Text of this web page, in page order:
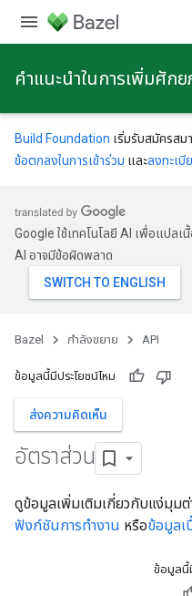
คําแนะนําในการเพิ่มศัก
Build Foundation เริ่มรับสมัครสม
ข้อตกลงในการเข้าร่วม และลงทะเบี
Google ใช้เทคโนโลยี AI เพื่อแปล
AI อาจมีข้อผิดพลาด
Bazel กําลังขยาย API
ข้อมูลนี้มีประโยชน์ไหม
ส่งความคิดเห็น
อัตราส่วน
ดูข้อมูลเพิ่มเติมเกี่ยวกับแง่มุมต่
ฟังก์ชันการทํางาน หรือข้อมูลเ
ข้อมูลนี้